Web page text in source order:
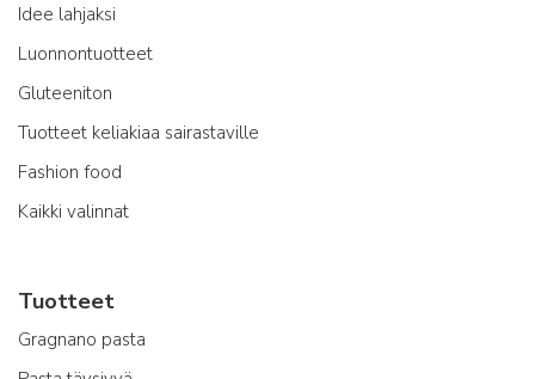
Idee lahjaksi
Luonnontuotteet
Gluteeniton
Tuotteet keliakiaa sairastaville
Fashion food
Kaikki valinnat
Tuotteet
Gragnano pasta